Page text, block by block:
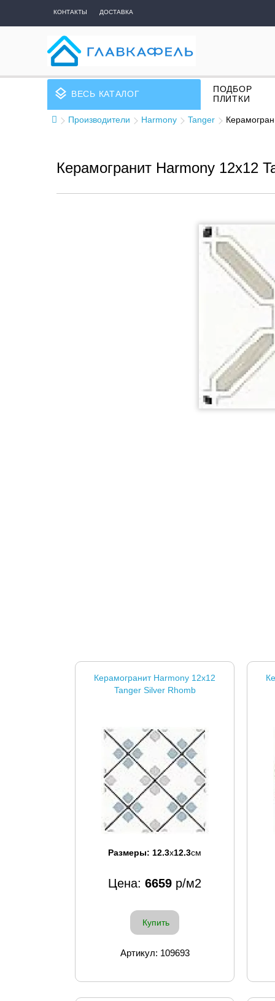
КОНТАКТЫ ДОСТАВКА
layers ВЕСЬ КАТАЛОГ
ПОДБОР
ПЛИТКИ
Производители Harmony Tanger
Керамогранит Harmony 12x12
Керамогранит Harmony 12x12
Tanger Silver Rhomb
Размеры: 12.3x12.3см
Цена: 6659 р/м2
Купить
Артикул: 109693